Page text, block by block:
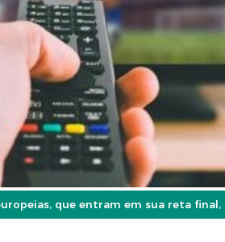
que entram em sua reta final,